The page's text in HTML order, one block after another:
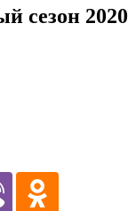
сезон 2020